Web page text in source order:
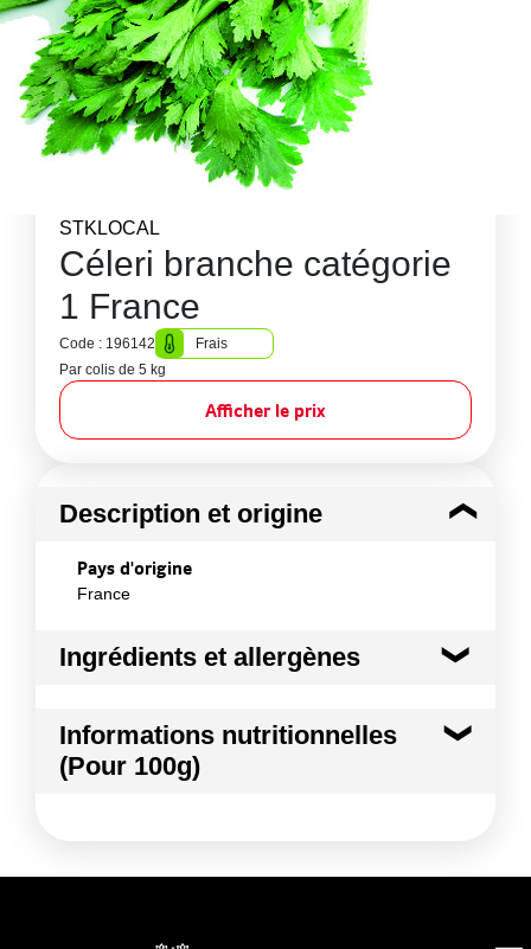
STKLOCAL
Céleri branche catégorie
1 France
Code : 196142
Frais
Par colis de 5 kg
Afficher le prix
Description et origine
Pays d'origine
France
Ingrédients et allergènes
CELERI BRANCHE
Allergènes :
Informations nutritionnelles
(Pour 100g)
Kilojoules 70 kj